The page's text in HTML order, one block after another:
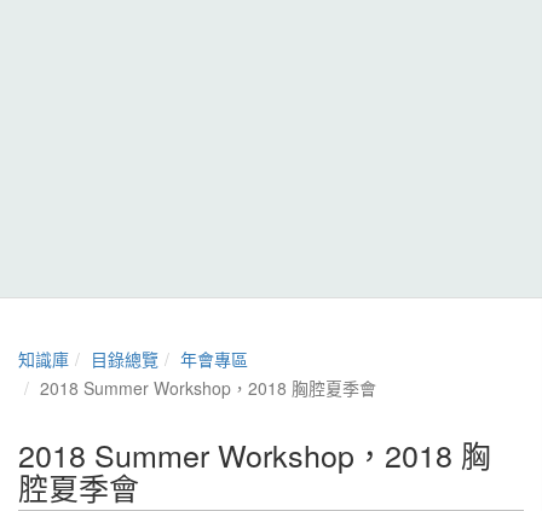
知識庫 目錄總覽
年會專區
2018 Summer Workshop，2018 胸腔夏季會
2018 Summer Workshop，2018 胸
腔夏季會